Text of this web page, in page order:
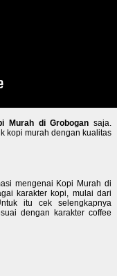
Murah di Grobogansaja.
kopi murah dengan kualitas
mengenai Kopi Murah di
karakter kopi, mulai dari
itu cek selengkapnya
dengan karakter coffee